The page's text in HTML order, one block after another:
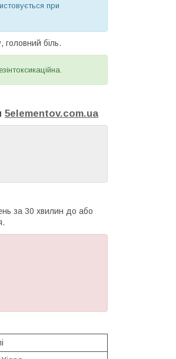
при
головний біль.
5elementov.com.ua
за 30 хвилин до або